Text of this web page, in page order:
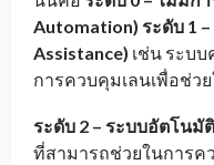
Automation) ระดับ 1
Assistance) เช่น ระบ
การควบคุมเลนเพื่อช่ว
ระดับ 2 – ระบบอัตโนมั
ที่สามารถช่วยในการค